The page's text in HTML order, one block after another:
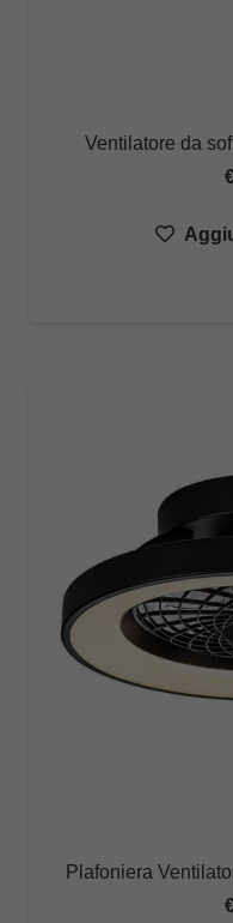
Ventilatore da
Plafoniera